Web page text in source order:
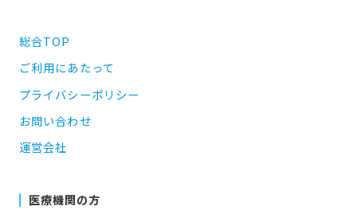
総合TOP
ご利用にあたって
プライバシーポリシー
お問い合わせ
運営会社
医療機関の方